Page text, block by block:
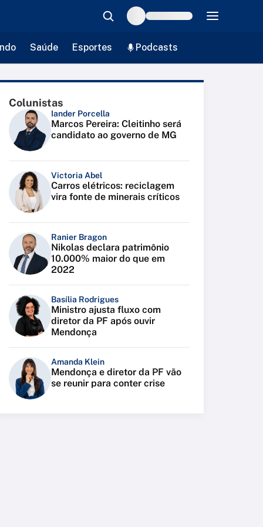
Saúde Esportes Podcasts
Colunistas
Iander Porcella
Marcos Pereira: Cleitinho será
candidato ao governo de MG
Victoria Abel
Carros elétricos: reciclagem
vira fonte de minerais críticos
Ranier Bragon
Nikolas declara patrimônio
10.000% maior do que em
2022
Basília Rodrigues
Ministro ajusta fluxo com
diretor da PF após ouvir
Mendonça
Amanda Klein
Mendonça e diretor da PF vão
se reunir para conter crise